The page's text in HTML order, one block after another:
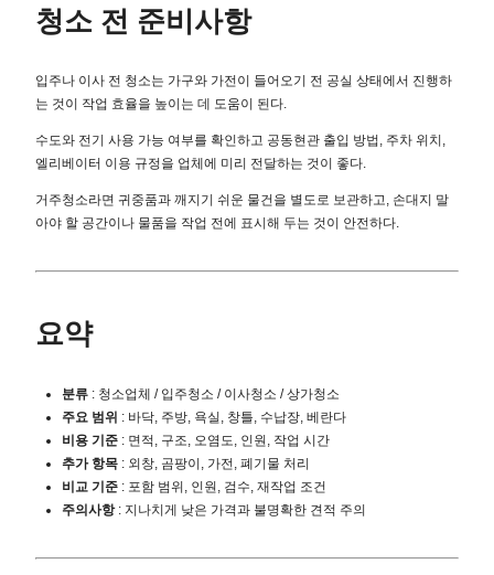
청소 전 준비사항
입주나 이사 전 청소는 가구와 가전이 들어오기 전 공실 상태에서 진행하
는 것이 작업 효율을 높이는 데 도움이 된다.
수도와 전기 사용 가능 여부를 확인하고 공동현관 출입 방법, 주차 위치,
엘리베이터 이용 규정을 업체에 미리 전달하는 것이 좋다.
거주청소라면 귀중품과 깨지기 쉬운 물건을 별도로 보관하고, 손대지 말
아야 할 공간이나 물품을 작업 전에 표시해 두는 것이 안전하다.
요약
분류 : 청소업체 / 입주청소 / 이사청소 / 상가청소
주요 범위 : 바닥, 주방, 욕실, 창틀, 수납장, 베란다
비용 기준 : 면적, 구조, 오염도, 인원, 작업 시간
추가 항목 : 외창, 곰팡이, 가전, 폐기물 처리
비교 기준 : 포함 범위, 인원, 검수, 재작업 조건
주의사항: 지나치게 낮은 가격과 불명확한 견적 주의